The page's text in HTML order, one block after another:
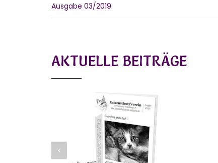
Ausgabe 03/2019
AKTUELLE BEITRÄGE
AUSGABE 01/2020